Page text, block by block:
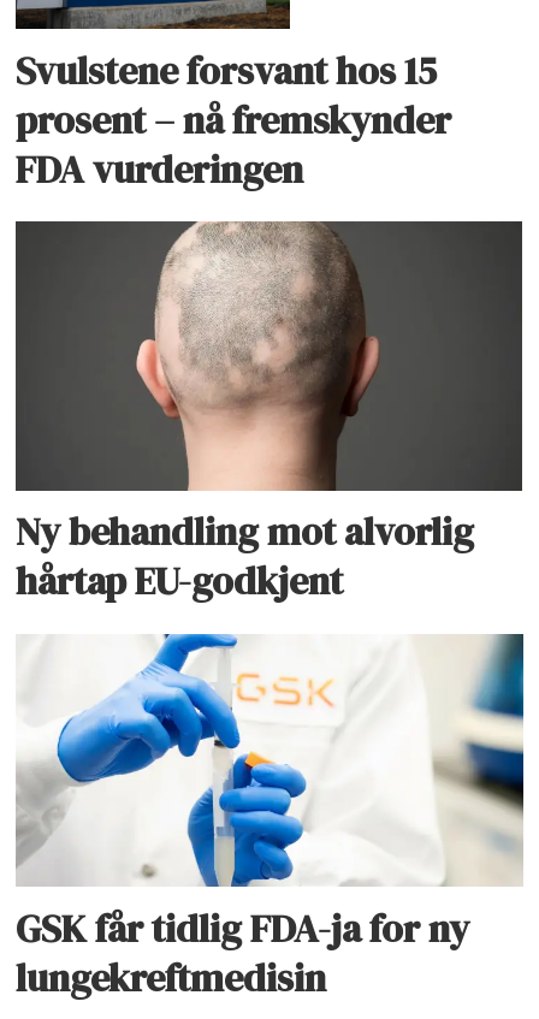
Svulstene forsvant hos 15
prosent – nå fremskynder
FDA vurderingen
Ny behandling mot alvorlig
hårtap EU-godkjent
GSK får tidlig FDA-ja for ny
lungekreftmedisin